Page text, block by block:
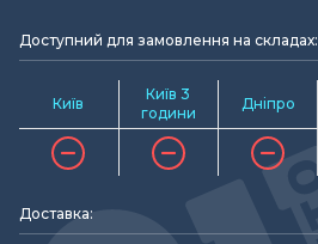
Доступний для замовлення на складах:
Київ
Київ 3
години
Дніпро
Доставка: